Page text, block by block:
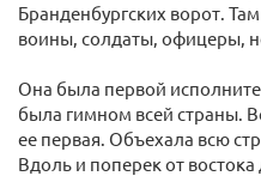
Бранденбургских ворот.
воины, солдаты, офицеры,
Она была первой
была гимном всей страны.
ее первая. Объехала всю
Вдоль и поперек от востока